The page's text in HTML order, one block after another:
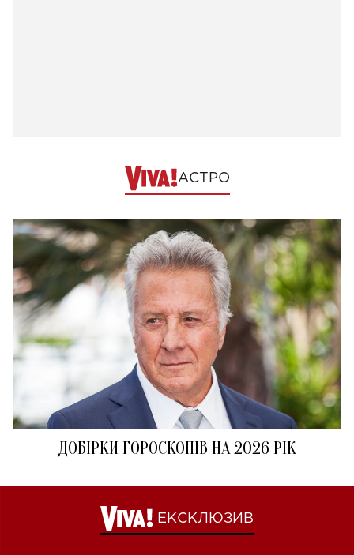
АСТРО
ДОБІРКИ ГОРОСКОПІВ НА 2026 РІК
ЕКСКЛЮЗИВ